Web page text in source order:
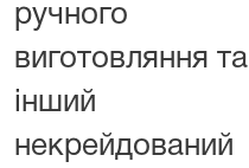
ручного
виготовляння та
інший
некрейдований